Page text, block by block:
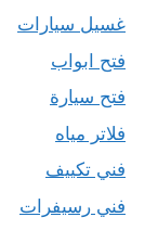
غسيل سيارات
فتح ابواب
فتح سيارة
فلاتر مياه
فني تكييف
فني رسيفرات